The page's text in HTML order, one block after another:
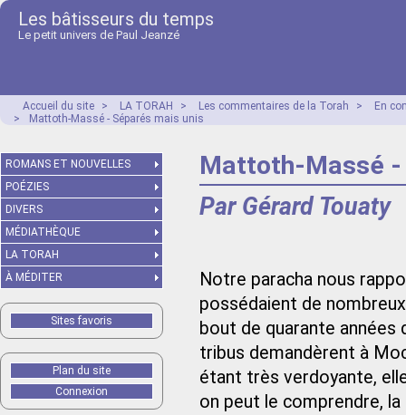
Les bâtisseurs du temps
Le petit univers de Paul Jeanzé
Accueil du site > LA TORAH > Les commentaires de la Torah >
En
>
Mattoth-Massé - Séparés mais unis
Mattoth-Massé -
Par Gérard Touaty
Notre paracha nous
possédaient de
bout de quarante années
tribus demandèrent à
étant très verdoyante,
on peut le comprendre,
ROMANS ET NOUVELLES
POÉZIES
DIVERS
MÉDIATHÈQUE
LA TORAH
À MÉDITER
Sites favoris
Plan du site
Connexion